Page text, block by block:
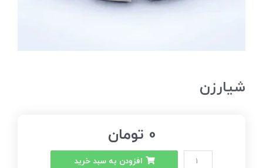
0 تومان
افزودن به سبد خرید
شیار‌زن